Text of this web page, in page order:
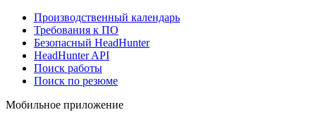
Производственный календарь
Требования к ПО
Безопасный HeadHunter
HeadHunter API
Поиск работы
Поиск по резюме
Мобильное приложение